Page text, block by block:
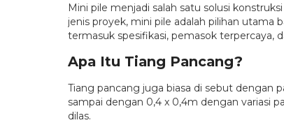
Mini pile menjadi salah satu solusi
jenis proyek, mini pile adalah pilihan
termasuk spesifikasi, pemasok terpercaya,
Apa Itu Tiang Pancang?
Tiang pancang juga biasa di sebut dengan
sampai dengan 0,4 x 0,4m dengan variasi
dilas.